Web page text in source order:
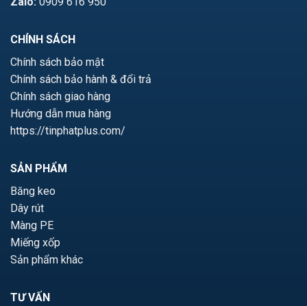
CHÍNH SÁCH
Chính sách bảo mật
Chính sách bảo hành & đổi trả
Chính sách giao hàng
Hướng dẫn mua hàng
https://tinphatplus.com/
SẢN PHẨM
Băng keo
Dây rút
Màng PE
Miếng xốp
Sản phẩm khác
TƯ VẤN